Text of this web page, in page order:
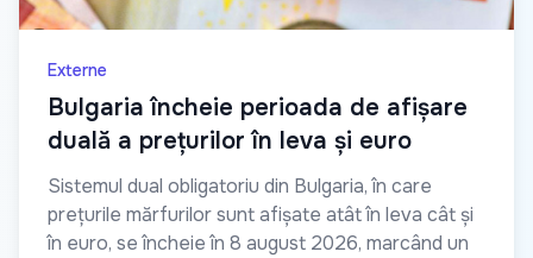
Externe
Bulgaria încheie perioada de afișare
duală a prețurilor în leva și euro
Sistemul dual obligatoriu din Bulgaria, în care
prețurile mărfurilor sunt afișate atât în leva cât și
în euro, se încheie în 8 august 2026, marcând un